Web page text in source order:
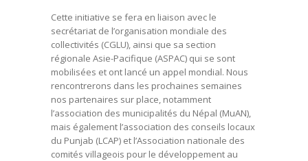
Cette initiative se fera en liaison avec le
secrétariat de l’organisation mondiale des
collectivités (CGLU), ainsi que sa section
régionale Asie-Pacifique (ASPAC) qui se sont
mobilisées et ont lancé un appel mondial. Nous
rencontrerons dans les prochaines semaines
nos partenaires sur place, notamment
l’association des municipalités du Népal (MuAN),
mais également l’association des conseils locaux
du Punjab (LCAP) et l’Association nationale des
comités villageois pour le développement au